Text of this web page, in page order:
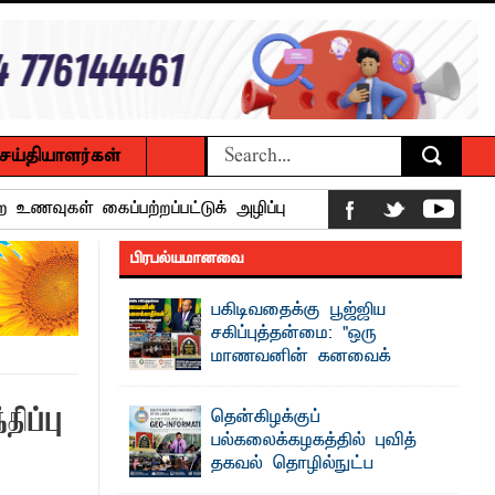
உணவுகள் கைப்பற்றப்பட்டுக் அழிப்பு
நீண்டகால தேவைக்கு தீர்வு காண
உபவேந்தர் வலியுறுத்தல்
அருட்பணி லூக்ஜோன்
பறிமுதல்
பிரபல்யமானவை
பகிடிவதைக்கு பூஜ்ஜிய
சகிப்புத்தன்மை: "ஒரு
மாணவனின் கனவைக்
கலைக்காதீர்கள்" –
தென்கிழக்குப் பல்கலைக்கழக உபவேந்தர்
வலியுறுத்தல்
"ஒ ரு மாணவனின் அல்லது மாணவியின்
கனவு என்னால் கலைக்கப்படாது" என்ற
தென்கிழக்குப்
பல்கலைக்கழகத்தில் புவித்
தகவல் தொழில்நுட்ப